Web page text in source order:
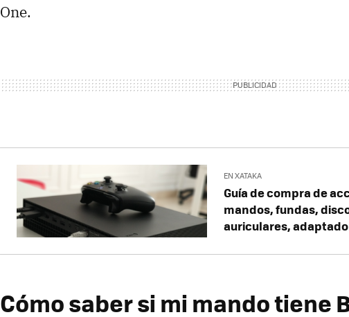
One.
EN XATAKA
Guía de compra de
mandos, fundas,
auriculares,
Cómo saber si mi mando tiene